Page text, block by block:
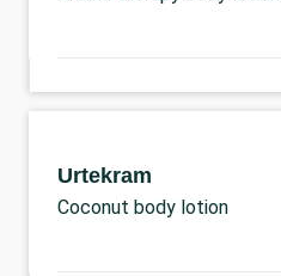
Urtekram
Coconut body lotion